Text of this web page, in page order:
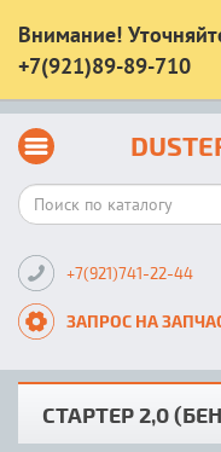
Внимание!
+7(921)89-89-710
+7(921)741-22-44
ЗАПРОС НА
СТАРТЕР 2,0